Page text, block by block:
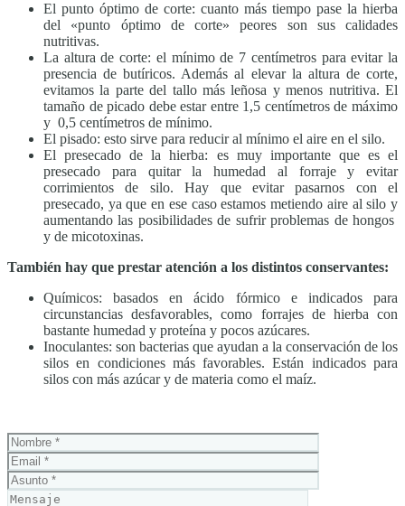
El punto óptimo de corte: cuanto más tiempo pase la hierba
del «punto óptimo de corte» peores son sus calidades
nutritivas.
La altura de corte: el mínimo de 7 centímetros para evitar la
presencia de butíricos. Además al elevar la altura de corte,
evitamos la parte del tallo más leñosa y menos nutritiva. El
tamaño de picado debe estar entre 1,5 centímetros de máximo
y 0,5 centímetros de mínimo.
El pisado: esto sirve para reducir al mínimo el aire en el silo.
El presecado de la hierba: es muy importante que es el
presecado para quitar la humedad al forraje y evitar
corrimientos de silo. Hay que evitar pasarnos con el
presecado, ya que en ese caso estamos metiendo aire al silo y
aumentando las posibilidades de sufrir problemas de hongos
y de micotoxinas.
También hay que prestar atención a los distintos conservantes:
Químicos: basados en ácido fórmico e indicados para
circunstancias desfavorables, como forrajes de hierba con
bastante humedad y proteína y pocos azúcares.
Inoculantes: son bacterias que ayudan a la conservación de los
silos en condiciones más favorables. Están indicados para
silos con más azúcar y de materia como el maíz.